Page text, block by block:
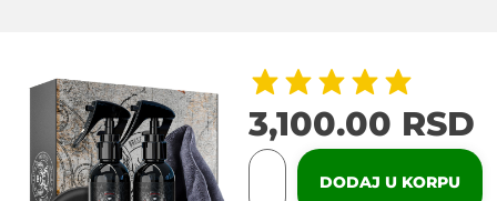
3,100.00 RSD
DODAJ U KORPU